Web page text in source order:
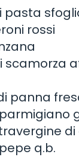
pasta
rossi
scamorza
panna
di
q.b.